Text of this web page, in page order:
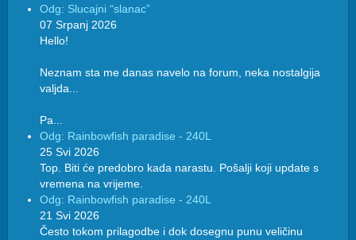
Odg: Slucajni “slanac”
07 Srpanj 2026
Hello!
Neznam sta me danas navelo na forum, neka nostalgija
valjda...
Pa...
Odg: Rainbowfish paradise - 240L
25 Svi 2026
Top. Biti će predobro kada narastu. Pošalji koji update s
vremena na vrijeme.
Odg: Rainbowfish paradise - 240L
21 Svi 2026
Često tokom prilagodbe i dok dosegnu punu veličinu